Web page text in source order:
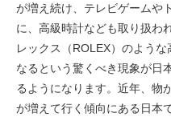
が増え続け、テレビゲームや
に、高級時計なども取り扱わ
レックス（ROLEX）のよう
なるという驚くべき現象が日
るようになります。近年、物
が増えて行く傾向にある日本